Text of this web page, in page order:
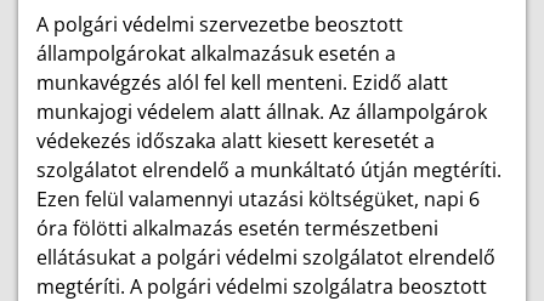
A polgári védelmi szervezetbe beosztott
állampolgárokat alkalmazásuk esetén a
munkavégzés alól fel kell menteni. Ezidő alatt
munkajogi védelem alatt állnak. Az állampolgárok
védekezés időszaka alatt kiesett keresetét a
szolgálatot elrendelő a munkáltató útján megtéríti.
Ezen felül valamennyi utazási költségüket, napi 6
óra fölötti alkalmazás esetén természetbeni
ellátásukat a polgári védelmi szolgálatot elrendelő
megtéríti. A polgári védelmi szolgálatra beosztott